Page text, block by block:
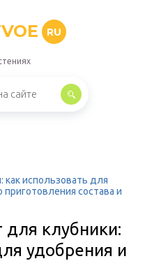
RU
использовать для
состава и
клубники:
удобрения и